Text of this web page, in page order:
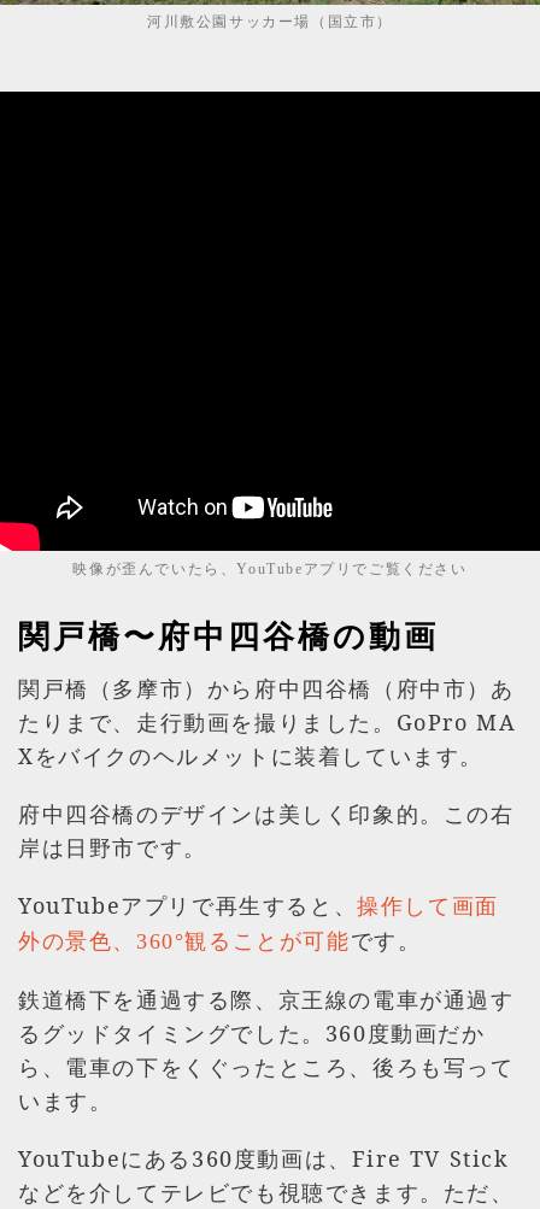
河川敷公園サッカー場（国立市）
映像が歪んでいたら、YouTubeアプリでご覧ください
関戸橋〜府中四谷橋の動画
関戸橋（多摩市）から府中四谷橋（府中市）あ
たりまで、走行動画を撮りました。GoPro MA
Xをバイクのヘルメットに装着しています。
府中四谷橋のデザインは美しく印象的。この右
岸は日野市です。
YouTubeアプリで再生すると、操作して画面
外の景色、360°観ることが可能です。
鉄道橋下を通過する際、京王線の電車が通過す
るグッドタイミングでした。360度動画だか
ら、電車の下をくぐったところ、後ろも写って
います。
YouTubeにある360度動画は、Fire TV Stick
などを介してテレビでも視聴できます。ただ、